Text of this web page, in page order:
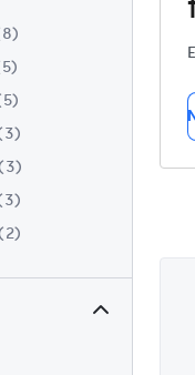
8
5
5
3
3
3
2